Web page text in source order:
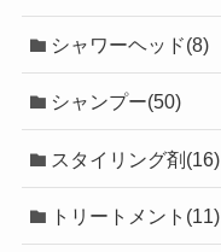
シャワーヘッド(8)
シャンプー(50)
スタイリング剤(16)
トリートメント(11)